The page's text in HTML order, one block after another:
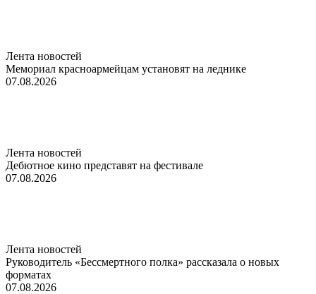
Лента новостей
Мемориал красноармейцам установят на леднике
07.08.2026
Лента новостей
Дебютное кино представят на фестивале
07.08.2026
Лента новостей
Руководитель «Бессмертного полка» рассказала о новых
форматах
07.08.2026